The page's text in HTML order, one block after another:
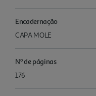
Encadernação
CAPA MOLE
Nº de páginas
176